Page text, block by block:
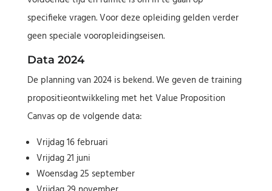
specifieke vragen. Voor deze opleiding gelden verder
geen speciale vooropleidingseisen.
Data 2024
De planning van 2024 is bekend. We geven de training
propositieontwikkeling met het Value Proposition
Canvas op de volgende data:
Vrijdag 16 februari
Vrijdag 21 juni
Woensdag 25 september